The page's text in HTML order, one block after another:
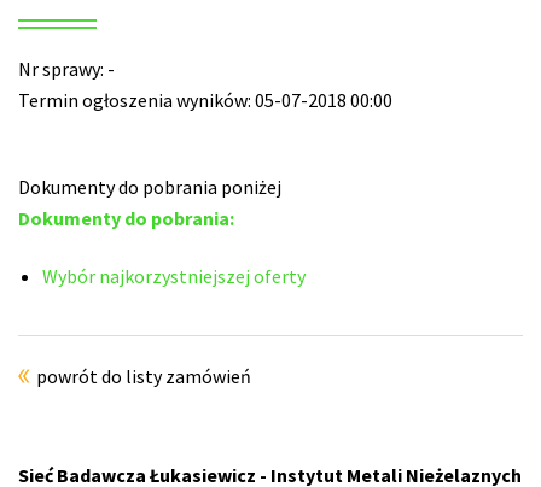
Nr sprawy: -
Termin ogłoszenia wyników: 05-07-2018 00:00
Dokumenty do pobrania poniżej
Dokumenty do pobrania:
Wybór najkorzystniejszej oferty
powrót do listy zamówień
Sieć Badawcza Łukasiewicz - Instytut Metali Nieżelaznych